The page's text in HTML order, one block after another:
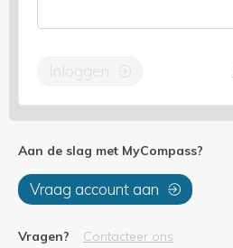
Aan de slag met MyCompass?
Vraag account aan
Vragen? Contacteer ons